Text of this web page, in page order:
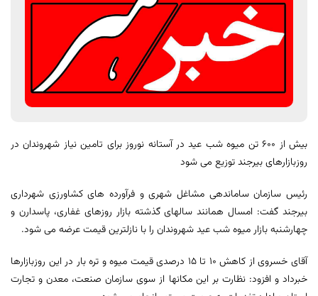
بیش از 600 تن میوه شب عید در آستانه نوروز برای تامین نیاز شهروندان در
روزبازارهای بیرجند توزیع می شود
رئیس سازمان ساماندهی مشاغل شهری و فرآورده های کشاورزی شهرداری
بیرجند گفت: امسال همانند سالهای گذشته بازار روزهای غفاری، پاسدارن و
چهارشنبه بازار میوه شب عید شهروندان را با نازلترین قیمت عرضه می شود.
آقای خسروی از کاهش 10 تا 15 درصدی قیمت میوه و تره بار در این روزبازارها
خبرداد و افزود: نظارت بر این مکانها از سوی سازمان صنعت، معدن و تجارت